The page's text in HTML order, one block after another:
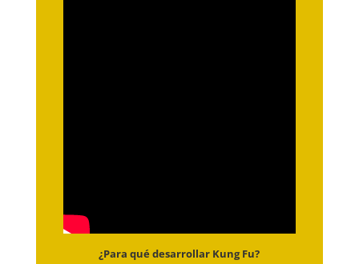
¿Para qué desarrollar Kung Fu?